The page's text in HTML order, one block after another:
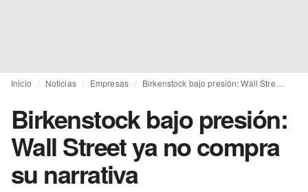
Inicio Noticias Empresas
Birkenstock bajo presión:
Wall Street ya no compra
su narrativa